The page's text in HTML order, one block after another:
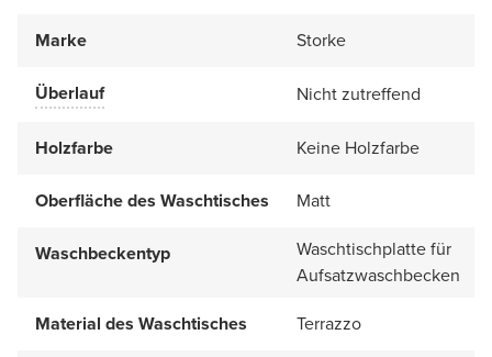
Marke Storke
Überlauf Nicht zutreffend
Holzfarbe Keine Holzfarbe
Oberfläche des Waschtisches Matt
Waschbeckentyp
Waschtischplatte für
Aufsatzwaschbecken
Material des Waschtisches
Terrazzo